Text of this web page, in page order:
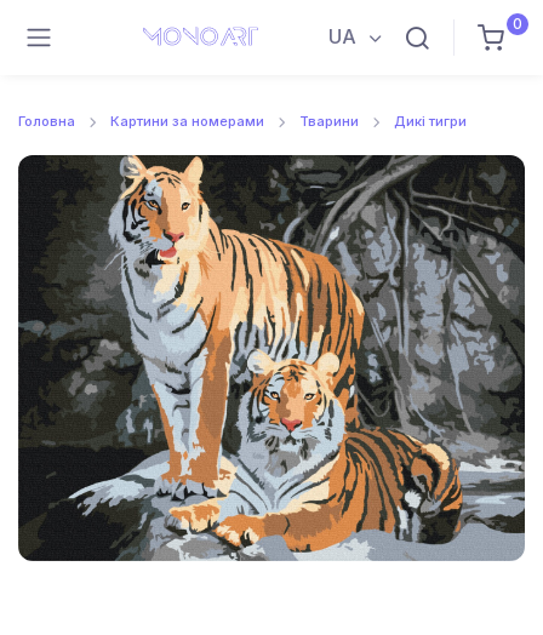
UA
0
Головна Картини за номерами Тварини Дикі тигри